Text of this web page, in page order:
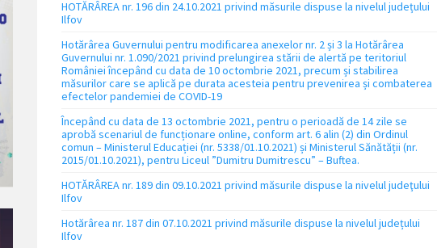
HOTĂRÂREA nr. 196 din 24.10.2021 privind măsurile dispuse la nivelul județului
Ilfov
Hotărârea Guvernului pentru modificarea anexelor nr. 2 și 3 la Hotărârea
Guvernului nr. 1.090/2021 privind prelungirea stării de alertă pe teritoriul
României începând cu data de 10 octombrie 2021, precum și stabilirea
măsurilor care se aplică pe durata acesteia pentru prevenirea și combaterea
efectelor pandemiei de COVID-19
Începând cu data de 13 octombrie 2021, pentru o perioadă de 14 zile se
aprobă scenariul de funcționare online, conform art. 6 alin (2) din Ordinul
comun – Ministerul Educației (nr. 5338/01.10.2021) și Ministerul Sănătății (nr.
2015/01.10.2021), pentru Liceul ”Dumitru Dumitrescu” – Buftea.
HOTĂRÂREA nr. 189 din 09.10.2021 privind măsurile dispuse la nivelul judeţului
Ilfov
Hotărârea nr. 187 din 07.10.2021 privind măsurile dispuse la nivelul județului
Ilfov